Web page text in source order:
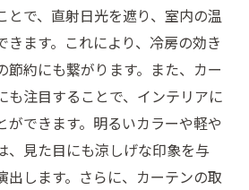
とで、直射日光を遮り、室内の温
きます。これにより、冷房の効き
節約にも繋がります。また、カー
も注目することで、インテリアに
ができます。明るいカラーや軽や
、見た目にも涼しげな印象を与
出します。さらに、カーテンの取